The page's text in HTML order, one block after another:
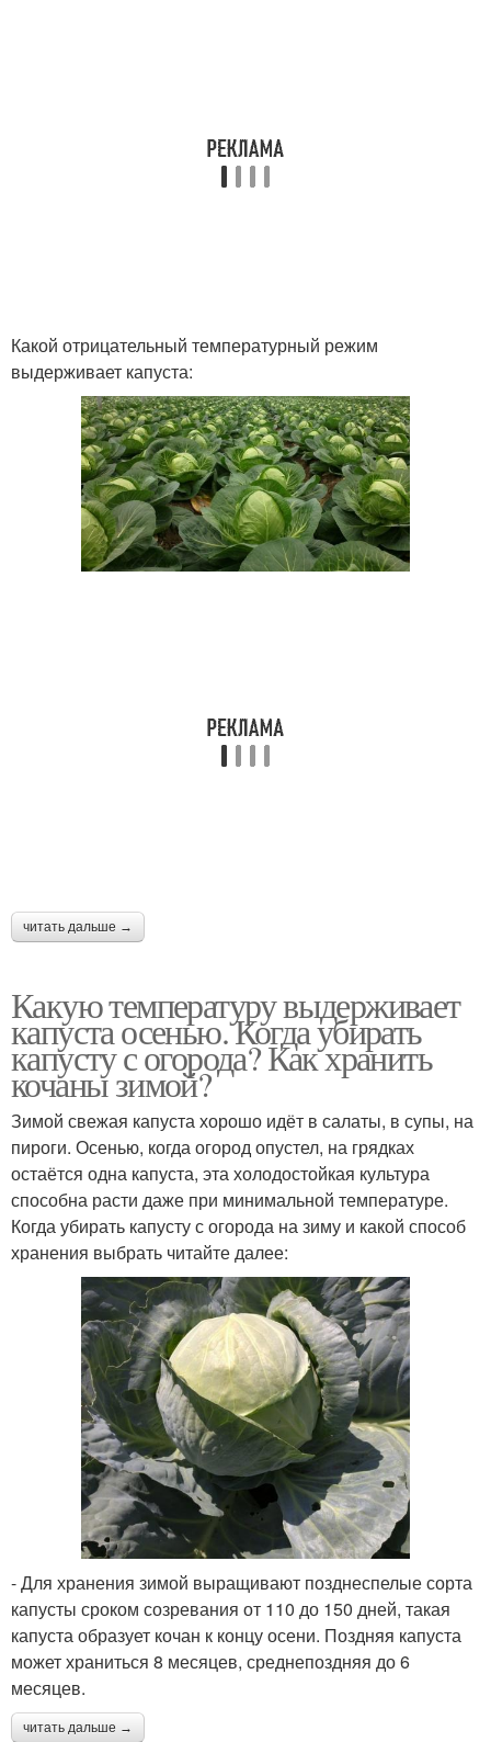
Какой отрицательный температурный режим
выдерживает капуста:
читать дальше →
Какую температуру выдерживает
капуста осенью. Когда убирать
капусту с огорода? Как хранить
кочаны зимой?
Зимой свежая капуста хорошо идёт в салаты, в супы, на
пироги. Осенью, когда огород опустел, на грядках
остаётся одна капуста, эта холодостойкая культура
способна расти даже при минимальной температуре.
Когда убирать капусту с огорода на зиму и какой способ
хранения выбрать читайте далее:
- Для хранения зимой выращивают позднеспелые сорта
капусты сроком созревания от 110 до 150 дней, такая
капуста образует кочан к концу осени. Поздняя капуста
может храниться 8 месяцев, среднепоздняя до 6
месяцев.
читать дальше →